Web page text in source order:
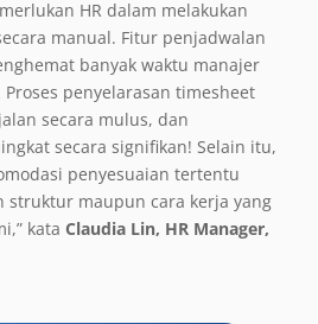
HR dalam melakukan
manual. Fitur penjadwalan
banyak waktu manajer
penyelarasan timesheet
secara mulus, dan
secara signifikan! Selain itu,
penyesuaian tertentu
struktur maupun cara kerja yang
kata Claudia Lin, HR Manager,